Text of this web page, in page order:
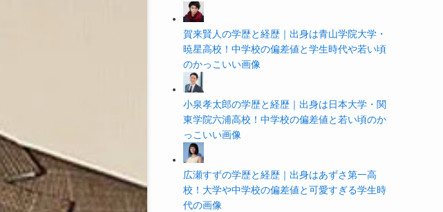
賀来賢人の学歴と経歴｜出身は青山学院大学・
暁星高校！中学校の偏差値と学生時代や若い頃
のかっこいい画像
小泉孝太郎の学歴と経歴｜出身は日本大学・関
東学院六浦高校！中学校の偏差値と若い頃のか
っこいい画像
広瀬すずの学歴と経歴｜出身はあずさ第一高
校！大学や中学校の偏差値と可愛すぎる学生時
代の画像